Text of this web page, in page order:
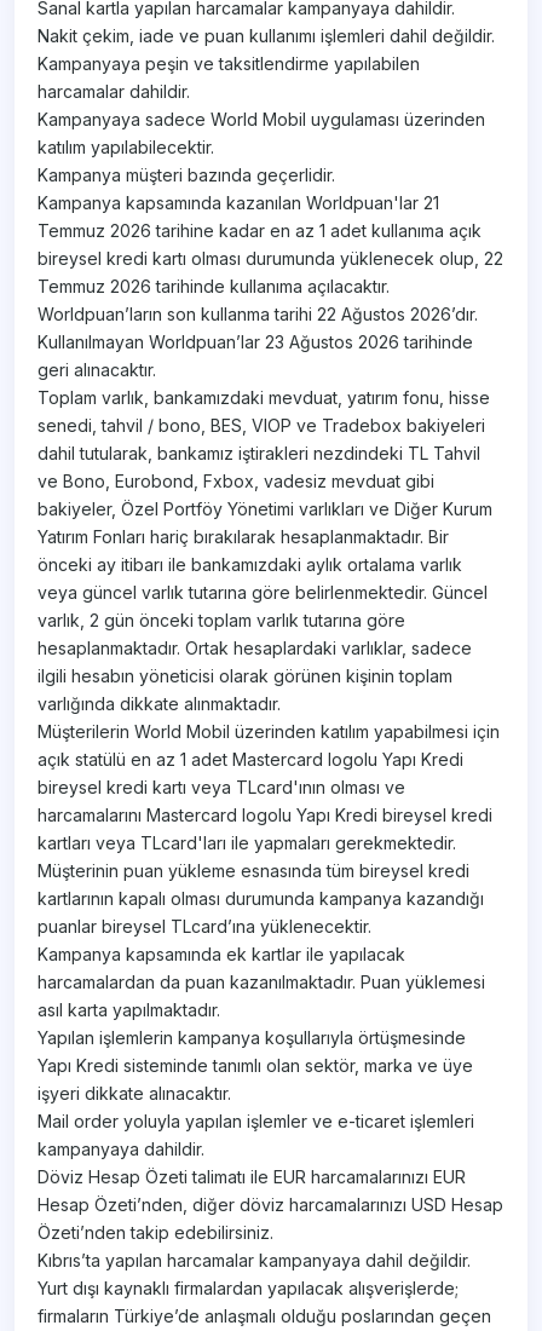
Sanal kartla yapılan harcamalar kampanyaya dahildir.
Nakit çekim, iade ve puan kullanımı işlemleri dahil değildir.
Kampanyaya peşin ve taksitlendirme yapılabilen
harcamalar dahildir.
Kampanyaya sadece World Mobil uygulaması üzerinden
katılım yapılabilecektir.
Kampanya müşteri bazında geçerlidir.
Kampanya kapsamında kazanılan Worldpuan'lar 21
Temmuz 2026 tarihine kadar en az 1 adet kullanıma açık
bireysel kredi kartı olması durumunda yüklenecek olup, 22
Temmuz 2026 tarihinde kullanıma açılacaktır.
Worldpuan’ların son kullanma tarihi 22 Ağustos 2026’dır.
Kullanılmayan Worldpuan’lar 23 Ağustos 2026 tarihinde
geri alınacaktır.
Toplam varlık, bankamızdaki mevduat, yatırım fonu, hisse
senedi, tahvil / bono, BES, VIOP ve Tradebox bakiyeleri
dahil tutularak, bankamız iştirakleri nezdindeki TL Tahvil
ve Bono, Eurobond, Fxbox, vadesiz mevduat gibi
bakiyeler, Özel Portföy Yönetimi varlıkları ve Diğer Kurum
Yatırım Fonları hariç bırakılarak hesaplanmaktadır. Bir
önceki ay itibarı ile bankamızdaki aylık ortalama varlık
veya güncel varlık tutarına göre belirlenmektedir. Güncel
varlık, 2 gün önceki toplam varlık tutarına göre
hesaplanmaktadır. Ortak hesaplardaki varlıklar, sadece
ilgili hesabın yöneticisi olarak görünen kişinin toplam
varlığında dikkate alınmaktadır.
Müşterilerin World Mobil üzerinden katılım yapabilmesi için
açık statülü en az 1 adet Mastercard logolu Yapı Kredi
bireysel kredi kartı veya TLcard'ının olması ve
harcamalarını Mastercard logolu Yapı Kredi bireysel kredi
kartları veya TLcard'ları ile yapmaları gerekmektedir.
Müşterinin puan yükleme esnasında tüm bireysel kredi
kartlarının kapalı olması durumunda kampanya kazandığı
puanlar bireysel TLcard’ına yüklenecektir.
Kampanya kapsamında ek kartlar ile yapılacak
harcamalardan da puan kazanılmaktadır. Puan yüklemesi
asıl karta yapılmaktadır.
Yapılan işlemlerin kampanya koşullarıyla örtüşmesinde
Yapı Kredi sisteminde tanımlı olan sektör, marka ve üye
işyeri dikkate alınacaktır.
Mail order yoluyla yapılan işlemler ve e-ticaret işlemleri
kampanyaya dahildir.
Döviz Hesap Özeti talimatı ile EUR harcamalarınızı EUR
Hesap Özeti’nden, diğer döviz harcamalarınızı USD Hesap
Özeti’nden takip edebilirsiniz.
Kıbrıs’ta yapılan harcamalar kampanyaya dahil değildir.
Yurt dışı kaynaklı firmalardan yapılacak alışverişlerde;
firmaların Türkiye’de anlaşmalı olduğu poslarından geçen